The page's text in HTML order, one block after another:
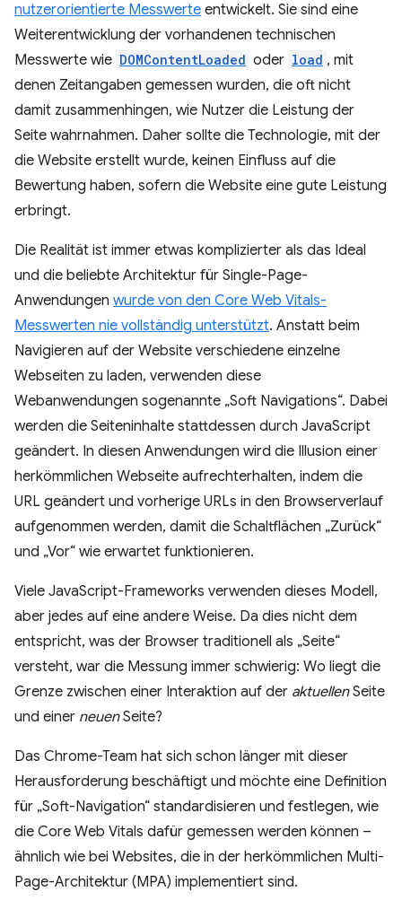
nutzerorientierte Messwerte entwickelt. Sie sind eine
Weiterentwicklung der vorhandenen technischen
Messwerte wie DOMContentLoaded oder load , mit
denen Zeitangaben gemessen wurden, die oft nicht
damit zusammenhingen, wie Nutzer die Leistung der
Seite wahrnahmen. Daher sollte die Technologie, mit der
die Website erstellt wurde, keinen Einfluss auf die
Bewertung haben, sofern die Website eine gute Leistung
erbringt.
Die Realität ist immer etwas komplizierter als das Ideal
und die beliebte Architektur für Single-Page-
Anwendungen wurde von den Core Web Vitals-
Messwerten nie vollständig unterstützt. Anstatt beim
Navigieren auf der Website verschiedene einzelne
Webseiten zu laden, verwenden diese
Webanwendungen sogenannte „Soft Navigations“. Dabei
werden die Seiteninhalte stattdessen durch JavaScript
geändert. In diesen Anwendungen wird die Illusion einer
herkömmlichen Webseite aufrechterhalten, indem die
URL geändert und vorherige URLs in den Browserverlauf
aufgenommen werden, damit die Schaltflächen „Zurück“
und „Vor“ wie erwartet funktionieren.
Viele JavaScript-Frameworks verwenden dieses Modell,
aber jedes auf eine andere Weise. Da dies nicht dem
entspricht, was der Browser traditionell als „Seite“
versteht, war die Messung immer schwierig: Wo liegt die
Grenze zwischen einer Interaktion auf der aktuellenSeite
und einer neuenSeite?
Das Chrome-Team hat sich schon länger mit dieser
Herausforderung beschäftigt und möchte eine Definition
für „Soft-Navigation“ standardisieren und festlegen, wie
die Core Web Vitals dafür gemessen werden können –
ähnlich wie bei Websites, die in der herkömmlichen Multi-
Page-Architektur (MPA) implementiert sind.